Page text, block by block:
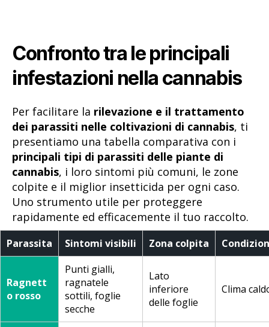
Confronto tra le principali
infestazioni nella cannabis
Per facilitare la rilevazione e il trattamento
dei parassiti nelle coltivazioni di cannabis, ti
presentiamo una tabella comparativa con i
principali tipi di parassiti delle piante di
cannabis, i loro sintomi più comuni, le zone
colpite e il miglior insetticida per ogni caso.
Uno strumento utile per proteggere
rapidamente ed efficacemente il tuo raccolto.
Parassita Sintomi visibili Zona colpita
Ragnett
o rosso
Punti gialli,
ragnatele
sottili, foglie
secche
Lato
inferiore
delle foglie
Clima